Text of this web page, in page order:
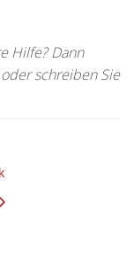
Hilfe? Dann
schreiben Sie